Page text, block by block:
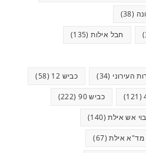
(38)
חבל אילות(135)
העירוני (34) כביש 12 (58)
(121) כביש 90 (222)
אש אילת(140)
מד"א אילת(67)